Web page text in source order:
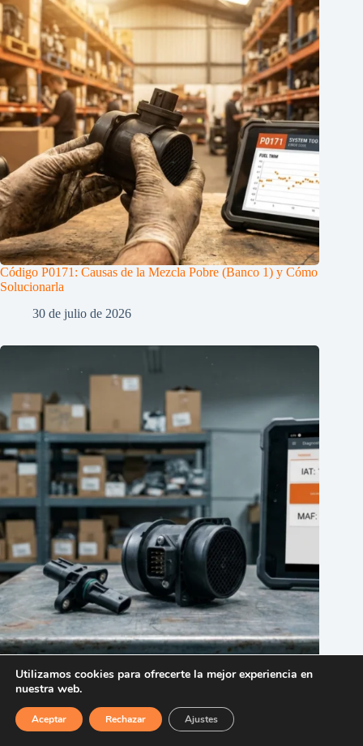
Código P0171: Causas de la Mezcla Pobre (Banco 1) y Cómo
Solucionarla
30 de julio de 2026
Sensor IAT vs. Sensor MAF: Diferencias, Síntomas y Cuál
Está Fallando en tu Coche
30 de julio de 2026
Utilizamos cookies para ofrecerte la mejor experiencia en
nuestra web.
Aceptar Rechazar Ajustes